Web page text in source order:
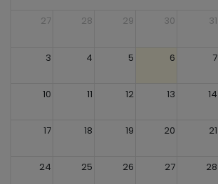
27 28 29 30 31
3 4 5 6 7
10 11 12 13 14
17 18 19 20 21
24 25 26 27 28